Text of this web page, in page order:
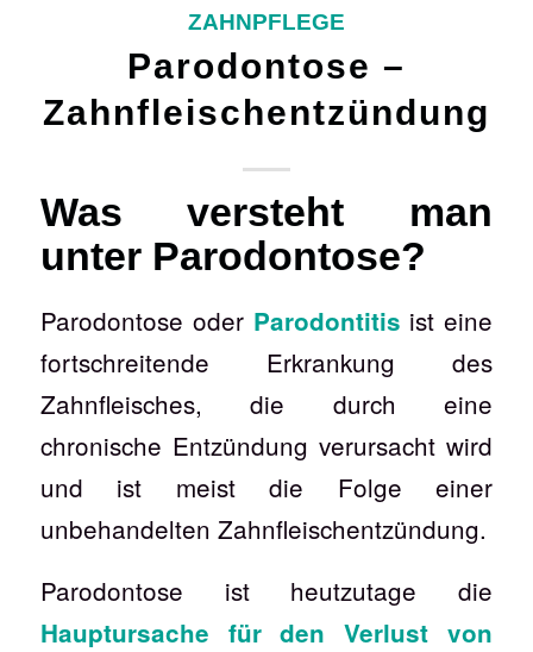
ZAHNPFLEGE
Parodontose –
Zahnfleischentzündung
Was versteht man
unter Parodontose?
Parodontose oder Parodontitis ist eine
fortschreitende Erkrankung des
Zahnfleisches, die durch eine
chronische Entzündung verursacht wird
und ist meist die Folge einer
unbehandelten Zahnfleischentzündung.
Parodontose ist heutzutage die
Hauptursache für den Verlust von